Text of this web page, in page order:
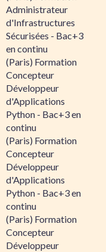
Administrateur
d'Infrastructures
Sécurisées - Bac+3
en continu
(Paris) Formation
Concepteur
Développeur
d'Applications
Python - Bac+3 en
continu
(Paris) Formation
Concepteur
Développeur
d'Applications
Python - Bac+3 en
continu
(Paris) Formation
Concepteur
Développeur